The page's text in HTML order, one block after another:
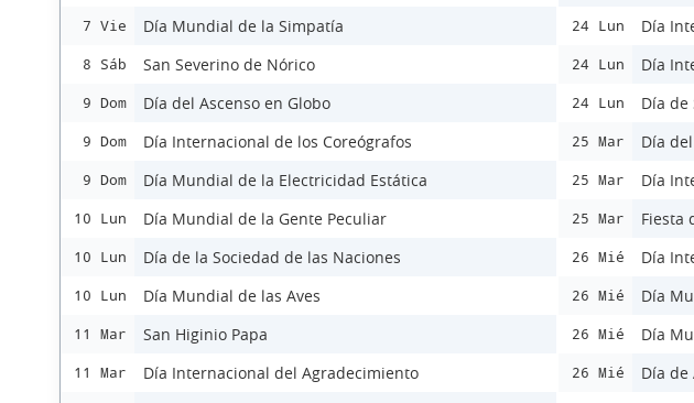
7 Vie Día Mundial de la Simpatía
8 Sáb San Severino de Nórico
9 Dom Día del Ascenso en Globo
9 Dom Día Internacional de los Coreógrafos
9 Dom Día Mundial de la Electricidad Estática
10 Lun Día Mundial de la Gente Peculiar
10 Lun Día de la Sociedad de las Naciones
10 Lun Día Mundial de las Aves
11 Mar San Higinio Papa
11 Mar Día Internacional del Agradecimiento
24 Lun Día
24 Lun Día
24 Lun Día de
25 Mar Día
25 Mar Día
25 Mar Fiesta
26 Mié Día
26 Mié Día
26 Mié Día
26 Mié Día de